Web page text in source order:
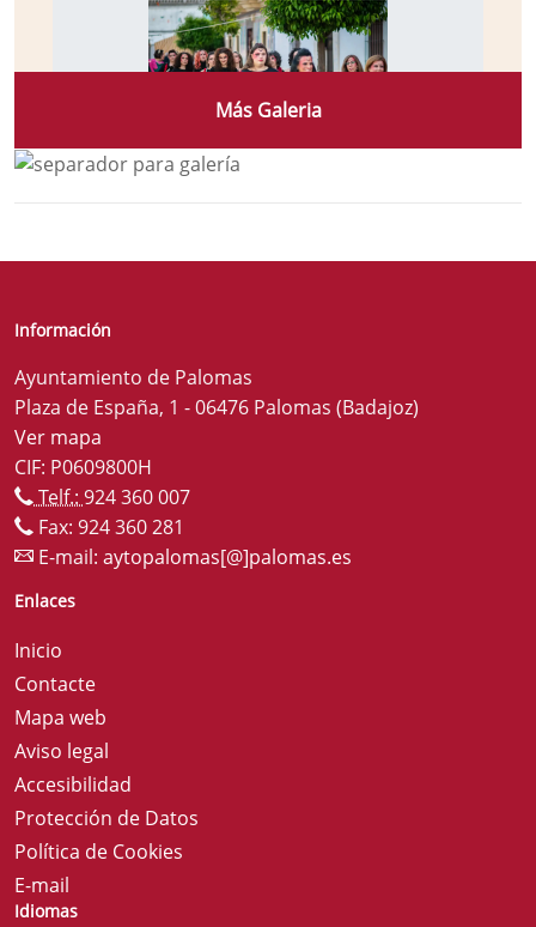
Más Galeria
Información
Ayuntamiento de Palomas
Plaza de España, 1 - 06476 Palomas (Badajoz)
Ver mapa
CIF: P0609800H
Telf.: 924 360 007
Fax: 924 360 281
E-mail: aytopalomas[@]palomas.es
Enlaces
Inicio
Contacte
Mapa web
Aviso legal
Accesibilidad
Protección de Datos
Política de Cookies
E-mail
Idiomas